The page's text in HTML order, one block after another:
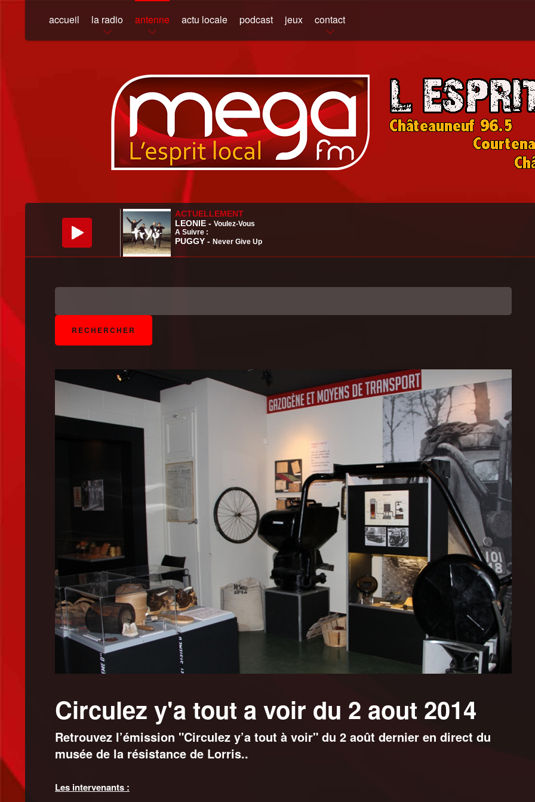
accueil la radio antenne actu locale podcast jeux contact
Circulez y'a tout a voir du 2 aout 2014
Retrouvez l’émission "Circulez y’a tout à voir" du 2 août dernier en direct du
musée de la résistance de Lorris..
Les intervenants :